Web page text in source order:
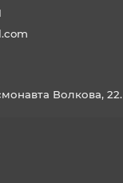
Волкова, 22.